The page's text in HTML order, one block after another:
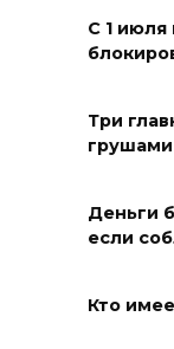
с Днем
С 1 июля
Три
Деньги
если
Кто